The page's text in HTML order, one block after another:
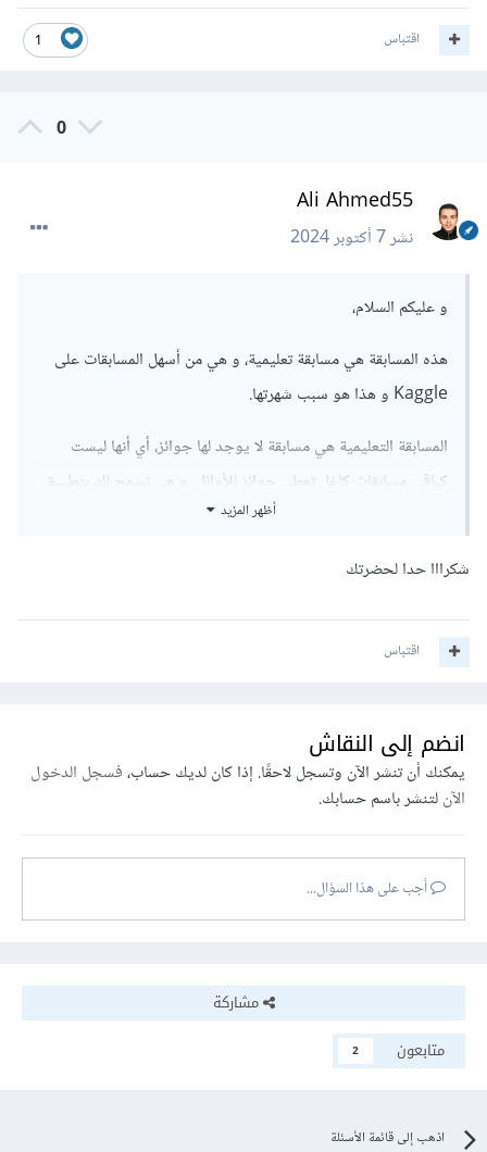
1 اقتباس
0
Ali Ahmed55
نشر7 أكتوبر 2024
و عليكم السلام،
هذه المسابقة هي مسابقة تعليمية، و هي من أسهل المسابقات على
Kaggle و هذا هو سبب شهرتها.
المسابقة التعليمية هي مسابقة لا يوجد لها جوائز، أي أنها ليست
كباقي مسابقات كاغل تعطي جوائز للأوائل، و هي تسمح لك بتطبيق
الكثير من المفاهيم التي ستكون قد تعلمتها خاصة في التعامل مع
أظهر المزيد
شكرااا حدا لحضرتك
اقتباس
انضم إلى النقاش
يمكنك أن تنشر الآن وتسجل لاحقًا. إذا كان لديك حساب،فسجل الدخول
الآنلتنشر باسم حسابك.
أجب على هذا السؤال...
مشاركة
متابعون
2
اذهب إلى قائمة الأسئلة